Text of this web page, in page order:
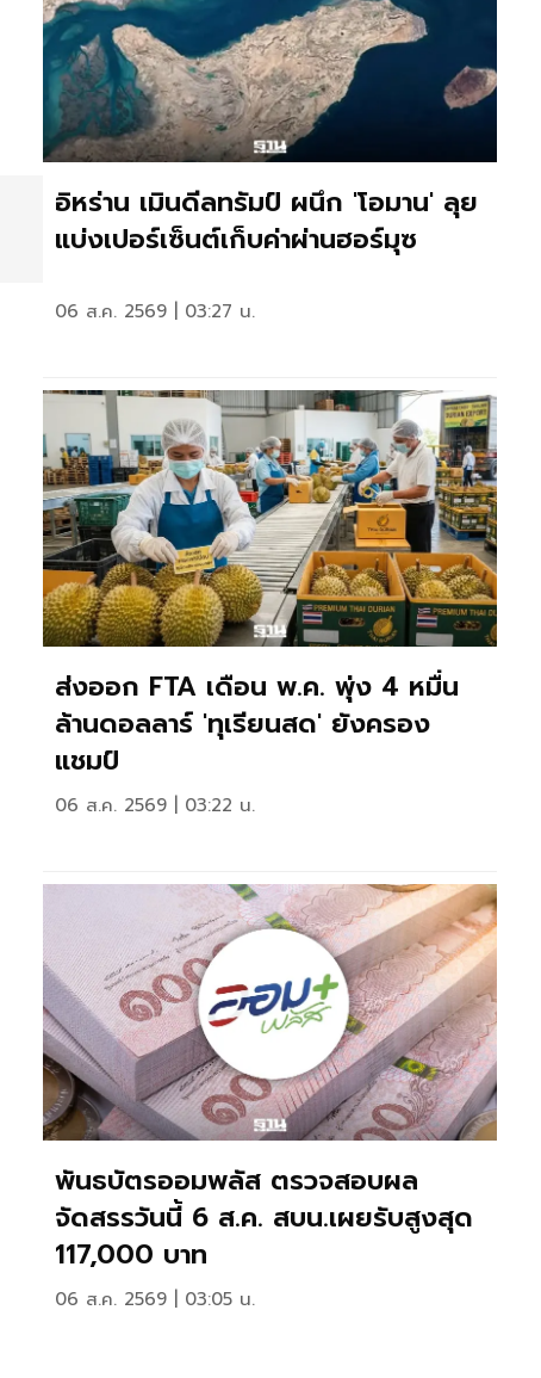
อิหร่าน เมินดีลทรัมป์ ผนึก 'โอมาน' ลุย
แบ่งเปอร์เซ็นต์เก็บค่าผ่านฮอร์มุซ
06 ส.ค. 2569 | 03:27 น.
ส่งออก FTA เดือน พ.ค. พุ่ง 4 หมื่น
ล้านดอลลาร์ 'ทุเรียนสด' ยังครอง
แชมป์
06 ส.ค. 2569 | 03:22 น.
พันธบัตรออมพลัส ตรวจสอบผล
จัดสรรวันนี้ 6 ส.ค. สบน.เผยรับสูงสุด
117,000 บาท
06 ส.ค. 2569 | 03:05 น.